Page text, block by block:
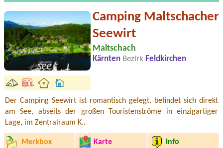
Camping Maltschacher
Seewirt
Maltschach
Kärnten Bezirk Feldkirchen
Der Camping Seewirt ist romantisch gelegt, befindet sich direkt
am See, abseits der großen Touristenströme in einzigartiger
Lage, im Zentralraum K..
Merkbox Karte Info